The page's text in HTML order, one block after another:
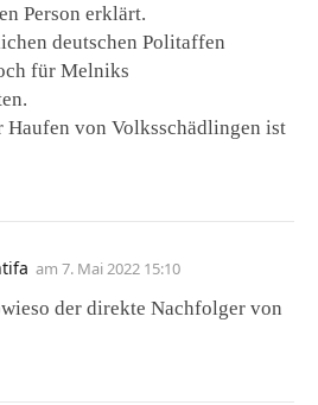
Person erklärt.
deutschen Politaffen
für Melniks
Haufen von Volksschädlingen ist
am 7. Mai 2022 15:10
der direkte Nachfolger von